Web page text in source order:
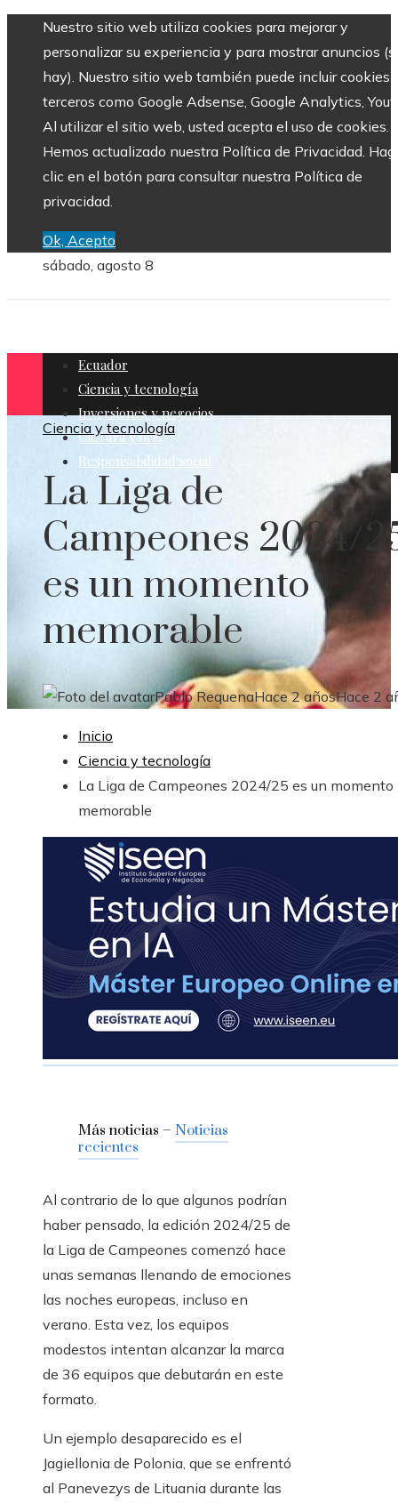
Nuestro sitio web utiliza cookies para mejorar y
personalizar su experiencia y para mostrar anuncios
hay). Nuestro sitio web también puede incluir cookies
terceros como Google Adsense, Google Analytics,
Al utilizar el sitio web, usted acepta el uso de cookies.
Hemos actualizado nuestra Política de Privacidad.
clic en el botón para consultar nuestra Política de
privacidad.
Ok, Acepto
sábado, agosto 8
Ecuador
Ciencia y tecnología
Inversiones y negocios
Cultura y ocio
Responsabilidad social
Ciencia y tecnología
La Liga de
Campeones 2024/
es un momento
memorable
Pablo RequenaHace 2 añosHace 2
Inicio
Ciencia y tecnología
La Liga de Campeones 2024/25 es un momento
memorable
Más noticias – Noticias
recientes
Al contrario de lo que algunos podrían
haber pensado, la edición 2024/25 de
la Liga de Campeones comenzó hace
unas semanas llenando de emociones
las noches europeas, incluso en
verano. Esta vez, los equipos
modestos intentan alcanzar la marca
de 36 equipos que debutarán en este
formato.
Un ejemplo desaparecido es el
Jagiellonia de Polonia, que se enfrentó
al Panevezys de Lituania durante las